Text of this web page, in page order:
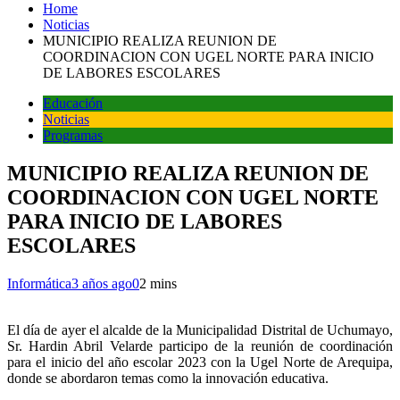
Home
Noticias
MUNICIPIO REALIZA REUNION DE
COORDINACION CON UGEL NORTE PARA INICIO
DE LABORES ESCOLARES
Educación
Noticias
Programas
MUNICIPIO REALIZA REUNION DE
COORDINACION CON UGEL NORTE
PARA INICIO DE LABORES
ESCOLARES
Informática3 años ago02 mins
El día de ayer el alcalde de la Municipalidad Distrital de Uchumayo,
Sr. Hardin Abril Velarde participo de la reunión de coordinación
para el inicio del año escolar 2023 con la Ugel Norte de Arequipa,
donde se abordaron temas como la innovación educativa.